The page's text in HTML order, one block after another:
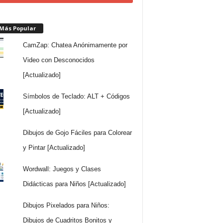
Popular
CamZap: Chatea Anónimamente por
Video con Desconocidos
[Actualizado]
Símbolos de Teclado: ALT + Códigos
[Actualizado]
Dibujos de Gojo Fáciles para Colorear
y Pintar [Actualizado]
Wordwall: Juegos y Clases
Didácticas para Niños [Actualizado]
Dibujos Pixelados para Niños:
Dibujos de Cuadritos Bonitos y